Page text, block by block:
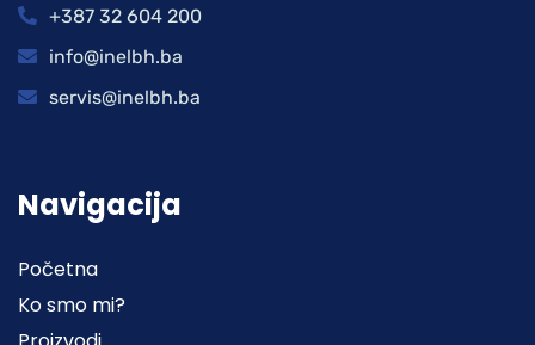
+387 32 604 200
info@inelbh.ba
servis@inelbh.ba
Navigacija
Početna
Ko smo mi?